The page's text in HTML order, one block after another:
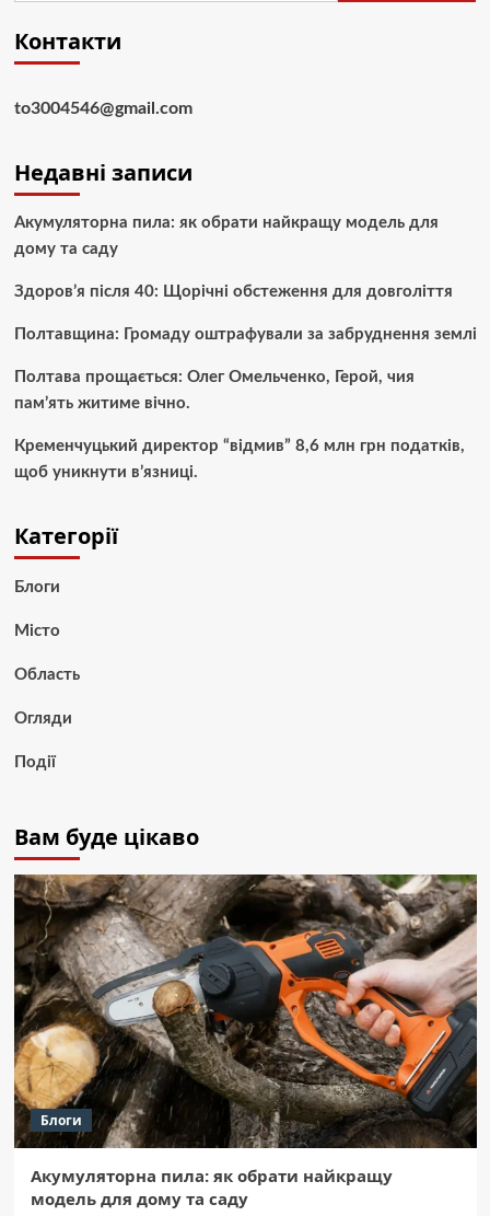
Контакти
to3004546@gmail.com
Недавні записи
Акумуляторна пила: як обрати найкращу модель для
дому та саду
Здоров’я після 40: Щорічні обстеження для довголіття
Полтавщина: Громаду оштрафували за забруднення землі
Полтава прощається: Олег Омельченко, Герой, чия
пам’ять житиме вічно.
Кременчуцький директор “відмив” 8,6 млн грн податків,
щоб уникнути в’язниці.
Категорії
Блоги
Місто
Область
Огляди
Події
Вам буде цікаво
Блоги
Акумуляторна пила: як обрати найкращу
модель для дому та саду